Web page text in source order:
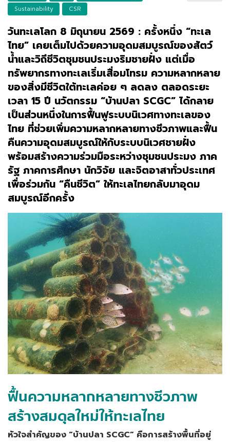
Sustainability
CSR
วันทะเลโลก 8 มิถุนายน 2569 : ครั้งหนึ่ง “ทะเล
ไทย” เคยเต็มไปด้วยความอุดมสมบูรณ์ของสัตว์
น้ำและวิถีชีวิตชุมชนประมงริมชายฝั่ง แต่เมื่อ
ทรัพยากรทางทะเลเริ่มเสื่อมโทรม ความหลากหลาย
ของสิ่งมีชีวิตใต้ทะเลค่อย ๆ ลดลง ตลอดระยะ
เวลา 15 ปี นวัตกรรม “บ้านปลา SCGC” ได้กลาย
เป็นส่วนหนึ่งในการฟื้นฟูระบบนิเวศทางทะเลของ
ไทย ที่ช่วยเพิ่มความหลากหลายทางชีวภาพและฟื้น
คืนความอุดมสมบูรณ์ให้กับระบบนิเวศชายฝั่ง
พร้อมสร้างความร่วมมือระหว่างชุมชนประมง ภาค
รัฐ ภาคการศึกษา นักวิจัย และจิตอาสาทั่วประเทศ
เพื่อร่วมกัน “คืนชีวิต” ให้ทะเลไทยกลับมาอุดม
สมบูรณ์อีกครั้ง
ฟื้นความหลากหลายทางชีวภาพ
สร้างสมดุลใหม่ให้ทะเลไทย
หัวใจสำคัญของ “บ้านปลา SCGC” คือการสร้างพื้นที่อยู่